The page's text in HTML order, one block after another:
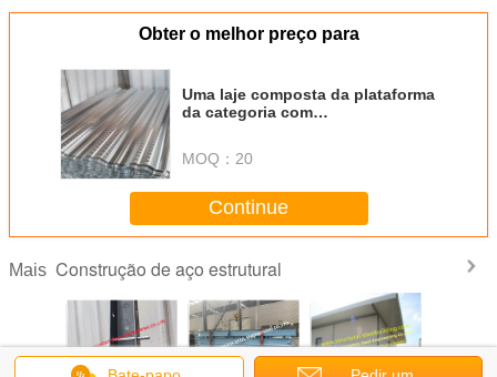
Obter o melhor preço para
Uma laje composta da plataforma
da categoria com
MOQ： 20
Continue
Mais Construção de aço estrutural